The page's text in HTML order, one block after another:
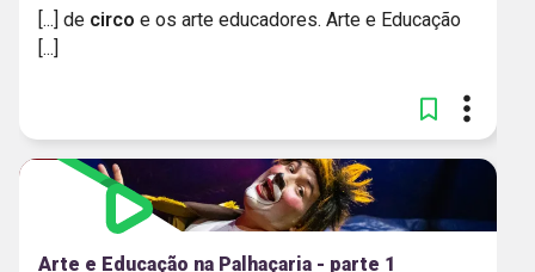
[...] de circo e os arte educadores. Arte e Educação
[...]
Arte e Educação na Palhaçaria - parte 1